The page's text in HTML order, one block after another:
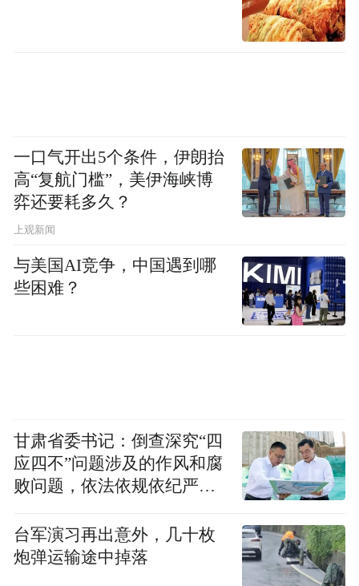
一口气开出5个条件，伊朗抬
高“复航门槛”，美伊海峡博
弈还要耗多久？
上观新闻
与美国AI竞争，中国遇到哪
些困难？
甘肃省委书记：倒查深究“四
应四不”问题涉及的作风和腐
败问题，依法依规依纪严肃
光力度
台军演习再出意外，几十枚
炮弹运输途中掉落